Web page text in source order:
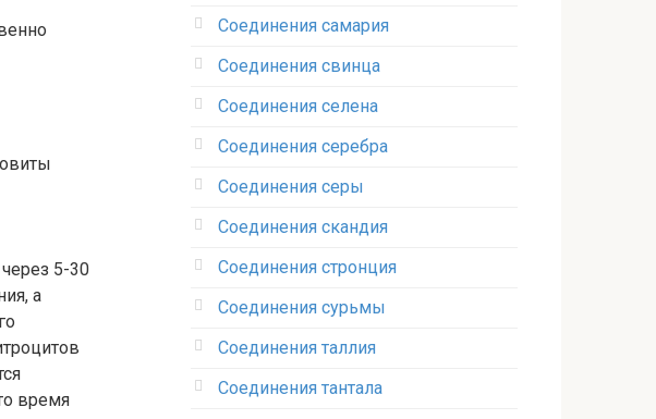
5-30
а
время
Соединения самария‎
Соединения свинца‎
Соединения селена‎
Соединения серебра‎
Соединения серы‎
Соединения скандия
Соединения стронция‎
Соединения сурьмы
Соединения таллия‎
Соединения тантала‎